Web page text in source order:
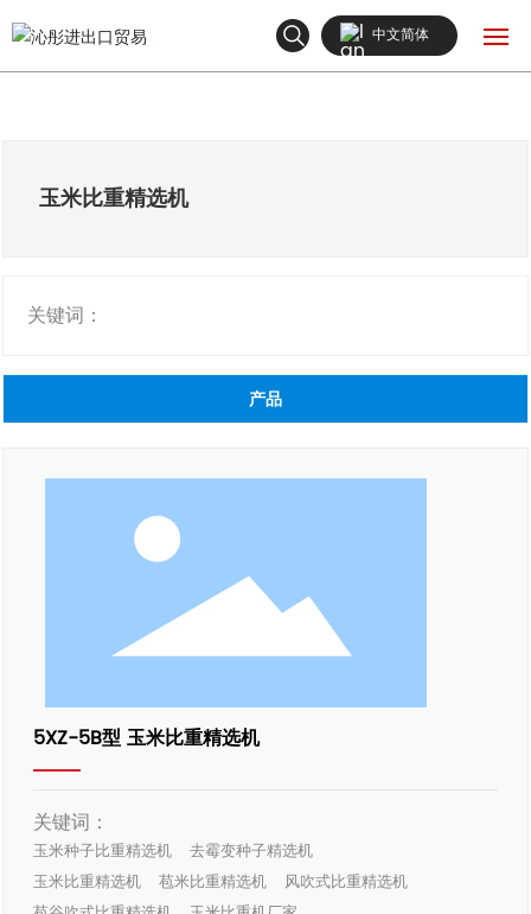
新闻中心
中文简体
玉米比重精选机
关键词：
产品
5XZ-5B型 玉米比重精选机
关键词：
玉米种子比重精选机
去霉变种子精选机
玉米比重精选机
苞米比重精选机
风吹式比重精选机